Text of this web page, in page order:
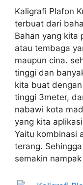
Kaligrafi Plafon
terbuat dari
Bahan yang kita
atau tembaga
maupun cina.
tinggi dan
kita buat
tinggi 3meter,
nabawi kota
yang kita
Yaitu kombinasi
terang.
semakin